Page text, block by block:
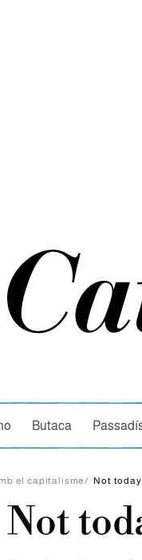
Butaca
el capitalisme/ Not today
Not